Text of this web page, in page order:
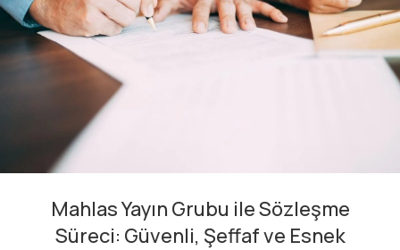
Mahlas Yayın Grubu ile Sözleşme
Süreci: Güvenli, Şeffaf ve Esnek